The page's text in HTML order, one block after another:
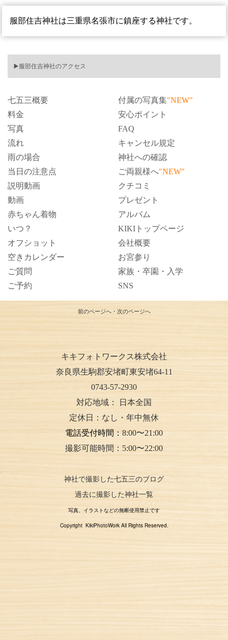
服部住吉神社は三重県名張市に鎮座する神社です。
▶️服部住吉神社のアクセス
七五三概要
料金
写真
流れ
雨の場合
当日の注意点
説明動画
動画
赤ちゃん着物
いつ？
オフショット
空きカレンダー
ご質問
ご予約
付属の写真集"NEW"
安心ポイント
FAQ
キャンセル規定
神社への確認
ご両親様へ"NEW"
クチコミ
プレゼント
アルバム
KIKIトップページ
会社概要
お宮参り
家族・卒園・入学
SNS
前のページへ・ 次のページへ
キキフォトワークス株式会社
奈良県生駒郡安堵町東安堵64-11
0743-57-2930
対応地域：
日本全国
定休日：なし・年中無休
電話受付時間： 8:00〜21:00
撮影可能時間：5:00〜22:00
神社で撮影した七五三のブログ
過去に撮影した神社一覧
写真、イラストなどの無断使用禁止です
Copyright KikiPhotoWork All Rights Reserved.